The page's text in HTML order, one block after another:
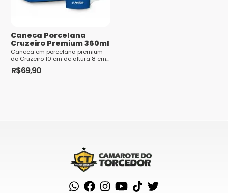
Nome*
E-mail *
Caneca Porcelana
Cruzeiro Premium 360ml
Caneca em porcelana premium
do Cruzeiro 10 cm de altura 8 cm
de diâmetro 280 ml Todos os
nossos produtos do Cruzeiro
R$69,90